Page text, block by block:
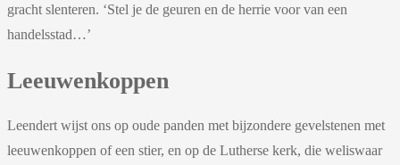
gracht slenteren. ‘Stel je de geuren en de herrie voor van een
handelsstad…’
Leeuwenkoppen
Leendert wijst ons op oude panden met bijzondere gevelstenen met
leeuwenkoppen of een stier, en op de Lutherse kerk, die weliswaar